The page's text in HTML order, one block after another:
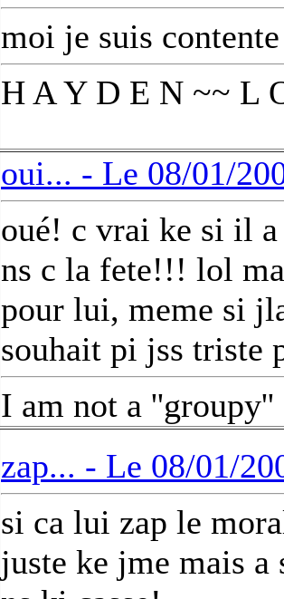
moi je suis
H A Y D E N ~~ L
oui... - Le 08/01/
oué! c vrai ke si il
ns c la fete!!! lol
pour lui, meme si
souhait pi jss
I am not a
zap... - Le 08/01/
si ca lui zap le
juste ke jme mais